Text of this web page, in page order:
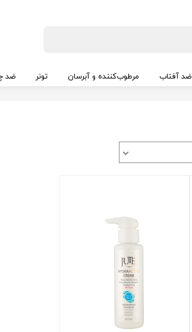
ضد آفتاب مرطوب‌کننده و آبرسان تونر ضد